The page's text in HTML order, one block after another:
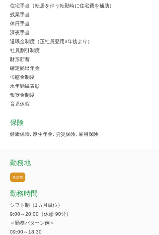
住宅手当（転居を伴う転勤時に住宅費を補助）
残業手当
休日手当
深夜手当
退職金制度（正社員登用3年後より）
社員割引制度
財形貯蓄
確定拠出年金
弔慰金制度
永年勤続表彰
報奨金制度
育児休暇
保険
健康保険, 厚生年金, 労災保険, 雇用保険
勤務地
東京都
勤務時間
シフト制（1ヵ月単位）
9:00～20:00（休憩 90分）
＜勤務パターン例＞
09:00～18:30